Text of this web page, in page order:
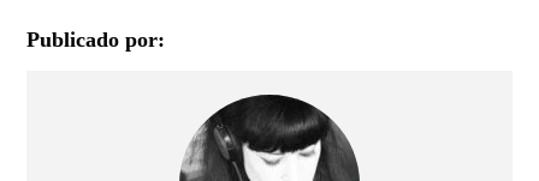
Publicado por: